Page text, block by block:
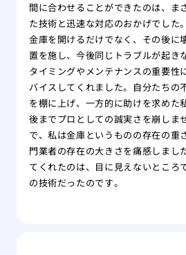
間に合わせることができたのは、ま
た技術と迅速な対応のおかげでした
金庫を開けるだけでなく、その後に
置を施し、今後同じトラブルが起き
タイミングやメンテナンスの重要性
バイスしてくれました。自分たちの
を棚に上げ、一方的に助けを求めた
後までプロとしての誠実さを崩しま
で、私は金庫というものの存在の重
門業者の存在の大きさを痛感しまし
てくれたのは、目に見えないところ
の技術だったのです。